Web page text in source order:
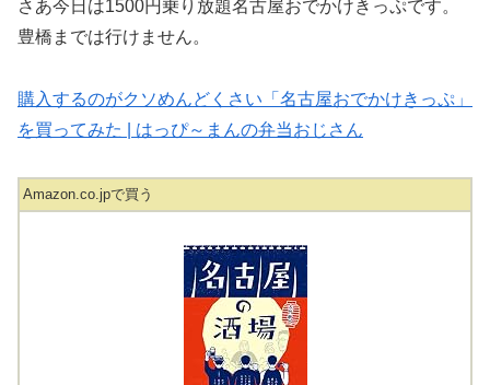
さあ今日は1500円乗り放題名古屋おでかけきっぷです。
豊橋までは行けません。
購入するのがクソめんどくさい「名古屋おでかけきっぷ」
を買ってみた | はっぴ～まんの弁当おじさん
Amazon.co.jpで買う